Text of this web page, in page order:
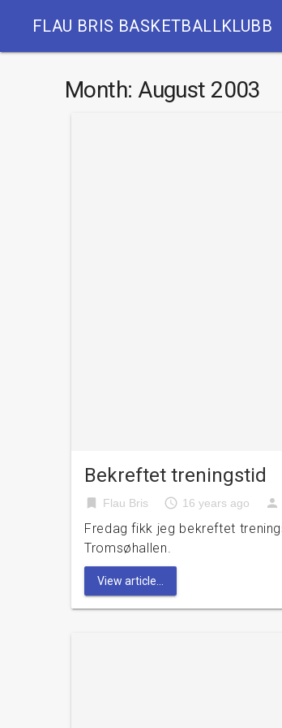
FLAU BRIS BASKETBALLKLUBB
Month: August 2003
Bekreftet treningstid
bookmark Flau Bris access_time 16 years ago person
Fredag fikk jeg bekreftet
Tromsøhallen.
View article...